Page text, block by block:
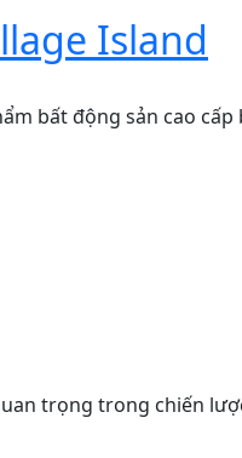
Island
bất động sản cao cấp
trọng trong chiến